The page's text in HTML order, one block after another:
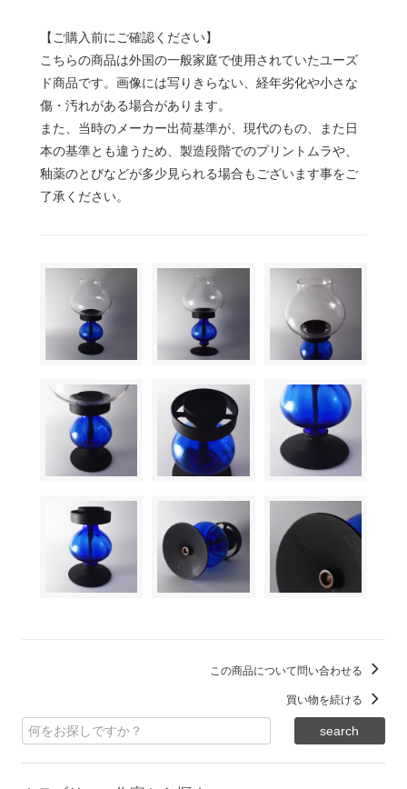
【ご購入前にご確認ください】
こちらの商品は外国の一般家庭で使用されていたユーズ
ド商品です。画像には写りきらない、経年劣化や小さな
傷・汚れがある場合があります。
また、当時のメーカー出荷基準が、現代のもの、また日
本の基準とも違うため、製造段階でのプリントムラや、
釉薬のとびなどが多少見られる場合もございます事をご
了承ください。
この商品について問い合わせる
買い物を続ける